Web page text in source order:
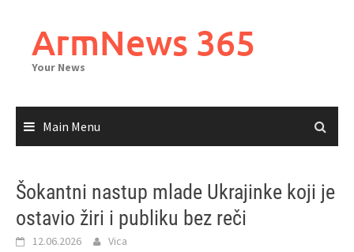
contentArmNews 365
Your News
Main Menu
Šokantni nastup mlade Ukrajinke koji je
ostavio žiri i publiku bez reči
12.06.2026 Vica